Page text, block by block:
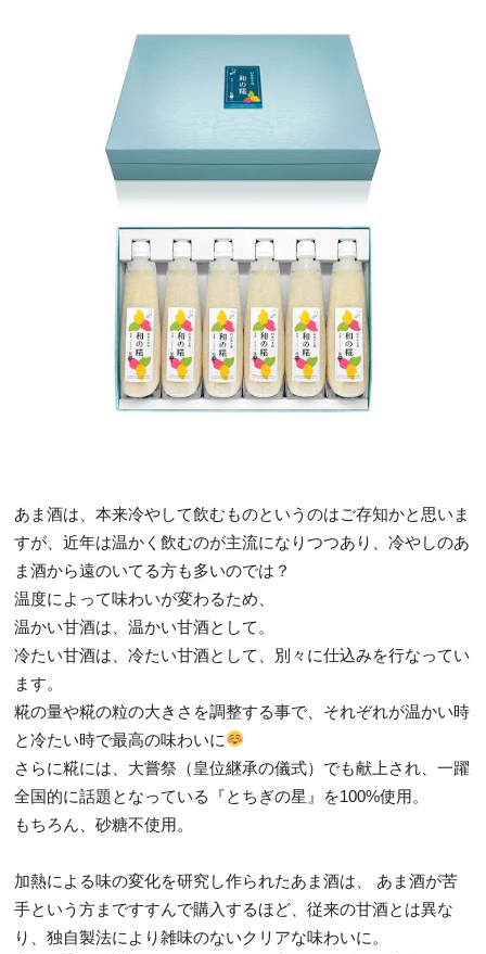
あま酒は、本来冷やして飲むものというのはご存知かと思いま
すが、近年は温かく飲むのが主流になりつつあり、冷やしのあ
ま酒から遠のいてる方も多いのでは？
温度によって味わいが変わるため、
温かい甘酒は、温かい甘酒として。
冷たい甘酒は、冷たい甘酒として、別々に仕込みを行なってい
ます。
糀の量や糀の粒の大きさを調整する事で、それぞれが温かい時
と冷たい時で最高の味わいに
さらに糀には、大嘗祭（皇位継承の儀式）でも献上され、一躍
全国的に話題となっている『とちぎの星』を100%使用。
もちろん、砂糖不使用。
加熱による味の変化を研究し作られたあま酒は、 あま酒が苦
手という方まですすんで購入するほど、従来の甘酒とは異な
り、独自製法により雑味のないクリアな味わいに。